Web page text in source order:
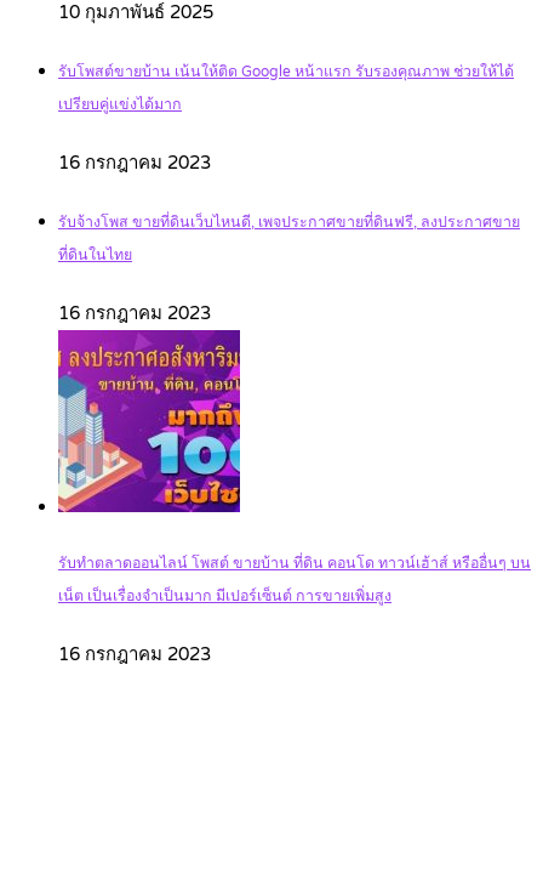
10 กุมภาพันธ์ 2025
รับโพสต์ขายบ้าน เน้นให้ติด Google หน้าแรก รับรองคุณภาพ ช่วยให้ได้
เปรียบคู่แข่งได้มาก
16 กรกฎาคม 2023
รับจ้างโพส ขายที่ดินเว็บไหนดี, เพจประกาศขายที่ดินฟรี, ลงประกาศขาย
ที่ดินในไทย
16 กรกฎาคม 2023
รับทำตลาดออนไลน์ โพสต์ ขายบ้าน ที่ดิน คอนโด ทาวน์เฮ้าส์ หรืออื่นๆ บน
เน็ต เป็นเรื่องจำเป็นมาก มีเปอร์เซ็นต์ การขายเพิ่มสูง
16 กรกฎาคม 2023